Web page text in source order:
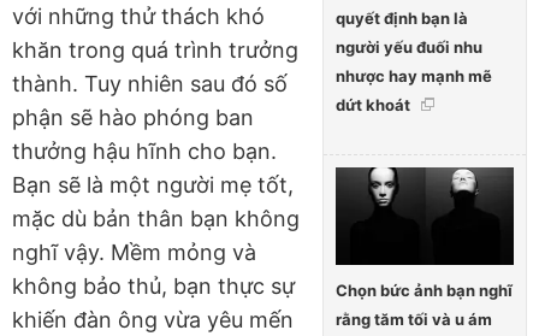
quyết định bạn là
người yếu đuối nhu
nhược hay mạnh mẽ
dứt khoát
Chọn bức ảnh bạn nghĩ
rằng tăm tối và u ám
với những thử thách khó
khăn trong quá trình trưởng
thành. Tuy nhiên sau đó số
phận sẽ hào phóng ban
thưởng hậu hĩnh cho bạn.
Bạn sẽ là một người mẹ tốt,
mặc dù bản thân bạn không
nghĩ vậy. Mềm mỏng và
không bảo thủ, bạn thực sự
khiến đàn ông vừa yêu mến